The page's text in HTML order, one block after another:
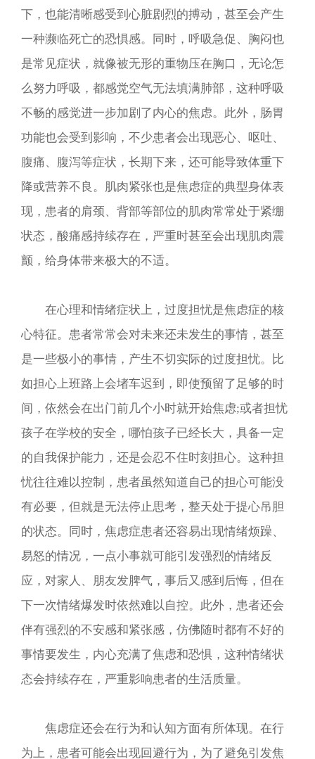
下，也能清晰感受到心脏剧烈的搏动，甚至会产生
一种濒临死亡的恐惧感。同时，呼吸急促、胸闷也
是常见症状，就像被无形的重物压在胸口，无论怎
么努力呼吸，都感觉空气无法填满肺部，这种呼吸
不畅的感觉进一步加剧了内心的焦虑。此外，肠胃
功能也会受到影响，不少患者会出现恶心、呕吐、
腹痛、腹泻等症状，长期下来，还可能导致体重下
降或营养不良。肌肉紧张也是焦虑症的典型身体表
现，患者的肩颈、背部等部位的肌肉常常处于紧绷
状态，酸痛感持续存在，严重时甚至会出现肌肉震
颤，给身体带来极大的不适。​
在心理和情绪症状上，过度担忧是焦虑症的核
心特征。患者常常会对未来还未发生的事情，甚至
是一些极小的事情，产生不切实际的过度担忧。比
如担心上班路上会堵车迟到，即使预留了足够的时
间，依然会在出门前几个小时就开始焦虑;或者担忧
孩子在学校的安全，哪怕孩子已经长大，具备一定
的自我保护能力，还是会忍不住时刻担心。这种担
忧往往难以控制，患者虽然知道自己的担心可能没
有必要，但就是无法停止思考，整天处于提心吊胆
的状态。同时，焦虑症患者还容易出现情绪烦躁、
易怒的情况，一点小事就可能引发强烈的情绪反
应，对家人、朋友发脾气，事后又感到后悔，但在
下一次情绪爆发时依然难以自控。此外，患者还会
伴有强烈的不安感和紧张感，仿佛随时都有不好的
事情要发生，内心充满了焦虑和恐惧，这种情绪状
态会持续存在，严重影响患者的生活质量。​
焦虑症还会在行为和认知方面有所体现。在行
为上，患者可能会出现回避行为，为了避免引发焦